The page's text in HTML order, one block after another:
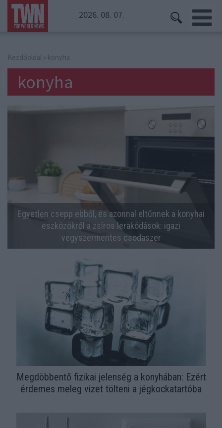
2026. 08. 07.
Kezdőoldal » konyha
konyha
Egyetlen csepp ebből, és azonnal eltűnnek a konyhai
eszközökről a zsíros lerakódások: igazi
vegyszermentes csodaszer
Megdöbbentő fizikai jelenség a konyhában: Ezért
érdemes meleg vizet tölteni a jégkockatartóba